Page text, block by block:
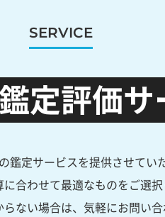
SERVICE
定評価サ
鑑定サービスを提供させてい
合わせて最適なものをご選択
ない場合は、気軽にお問い合